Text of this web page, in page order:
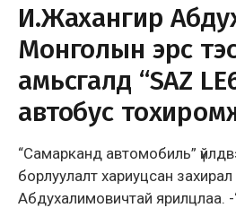
И.Жахангир
Монголын эрс
амьсгалд “SAZ
автобус
“Самарканд автомобиль”
борлуулалт хариуцсан
Абдухалимовичтай ярилцлаа.